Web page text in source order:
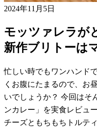
2024年11月5日
モッツァレラが
新作ブリトーは
忙しい時でもワンハンド
くお腹にたまるので、お
いでしょうか？ 今回はそ
ンカレー」を実食レビュ
チーズともちもちトルテ